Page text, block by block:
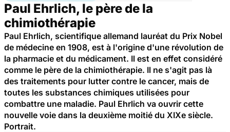
Paul Ehrlich, le père de la
chimiothérapie
Paul Ehrlich, scientifique allemand lauréat du Prix Nobel
de médecine en 1908, est à l'origine d'une révolution de
la pharmacie et du médicament. Il est en effet considéré
comme le père de la chimiothérapie. Il ne s'agit pas là
des traitements pour lutter contre le cancer, mais de
toutes les substances chimiques utilisées pour
combattre une maladie. Paul Ehrlich va ouvrir cette
nouvelle voie dans la deuxième moitié du XIXe siècle.
Portrait.